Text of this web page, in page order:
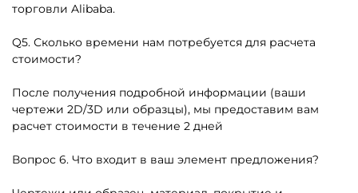
торговли Alibaba.
Q5. Сколько времени нам потребуется для расчета
стоимости?
После получения подробной информации (ваши
чертежи 2D/3D или образцы), мы предоставим вам
расчет стоимости в течение 2 дней
Вопрос 6. Что входит в ваш элемент предложения?